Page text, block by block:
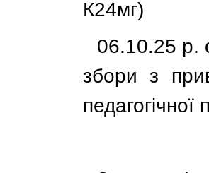
К24мг)
06.10.25 р.
збори з